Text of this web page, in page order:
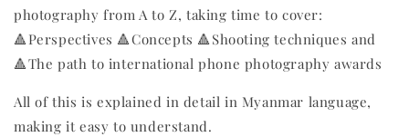
photography from A to Z, taking time to cover:
🔺Perspectives 🔺Concepts 🔺Shooting techniques and
🔺The path to international phone photography awards
All of this is explained in detail in Myanmar language,
making it easy to understand.